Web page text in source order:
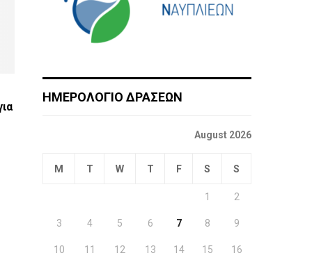
ΗΜΕΡΟΛΟΓΙΟ ΔΡΑΣΕΩΝ
August 2026
M T W T F S S
1 2
3 4 5 6 7 8 9
10 11 12 13 14 15 16